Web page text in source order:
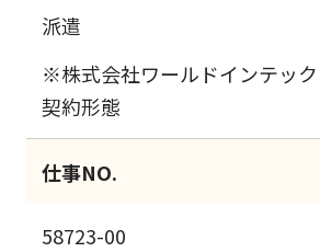
派遣
※株式会社ワールドインテッ
契約形態
仕事NO.
58723-00